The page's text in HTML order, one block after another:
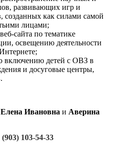
развивающих игр и
созданных как силами самой
лицами;
сайта по тематике
освещению деятельности
включению детей с ОВЗ в
и досуговые центры,
Ивановна и Аверина
(903) 103-54-33